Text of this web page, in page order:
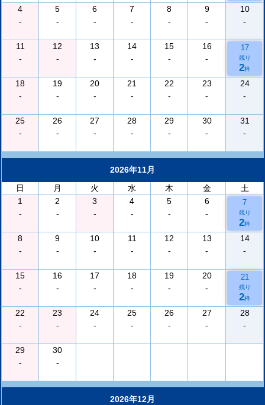
4
-
5
-
6
-
7
-
8
-
9
-
10
-
11
-
12
-
13
-
14
-
15
-
16
-
17
残り
2枠
18
-
19
-
20
-
21
-
22
-
23
-
24
-
25
-
26
-
27
-
28
-
29
-
30
-
31
-
2026年11月
日
月 火 水 木 金
土
1
-
2
-
3
-
4
-
5
-
6
-
7
残り
2枠
8
-
9
-
10
-
11
-
12
-
13
-
14
-
15
-
16
-
17
-
18
-
19
-
20
-
21
残り
2枠
22
-
23
-
24
-
25
-
26
-
27
-
28
-
29
-
30
-
2026年12月